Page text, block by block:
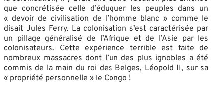
que concrétisée celle d’éduquer les peuples dans un
« devoir de civilisation de l’homme blanc » comme le
disait Jules Ferry. La colonisation s’est caractérisée par
un pillage généralisé de l’Afrique et de l’Asie par les
colonisateurs. Cette expérience terrible est faite de
nombreux massacres dont l’un des plus ignobles a été
commis de la main du roi des Belges, Léopold II, sur sa
« propriété personnelle » le Congo !